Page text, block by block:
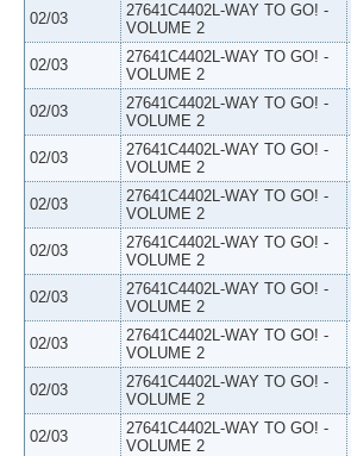
02/03
27641C4402L-WAY TO GO! -
VOLUME 2
02/03
27641C4402L-WAY TO GO! -
VOLUME 2
02/03
27641C4402L-WAY TO GO! -
VOLUME 2
02/03
27641C4402L-WAY TO GO! -
VOLUME 2
02/03
27641C4402L-WAY TO GO! -
VOLUME 2
02/03
27641C4402L-WAY TO GO! -
VOLUME 2
02/03
27641C4402L-WAY TO GO! -
VOLUME 2
02/03
27641C4402L-WAY TO GO! -
VOLUME 2
02/03
27641C4402L-WAY TO GO! -
VOLUME 2
02/03
27641C4402L-WAY TO GO! -
VOLUME 2